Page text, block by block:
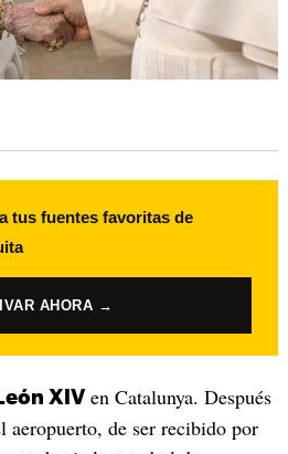
tus fuentes favoritas de
AHORA →
XIVen Catalunya. Después
aeropuerto, de ser recibido por